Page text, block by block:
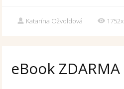
Katarína Ožvoldová 1752x
eBook ZDARMA